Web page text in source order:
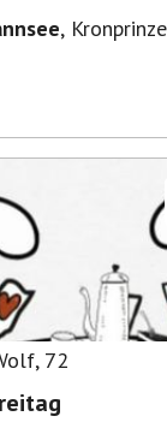
,
, 72
Freitag